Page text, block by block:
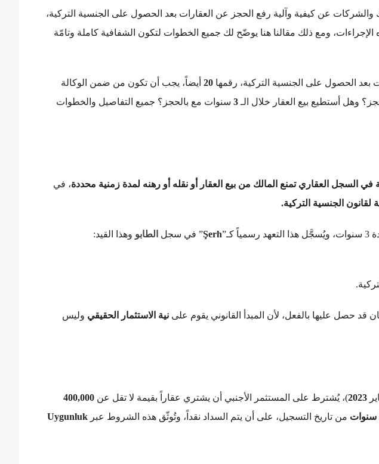
عن كيفية وآلية رفع الحجز عن العقارات بعد الحصول على الجنسية التركية،
الإجراءات، ومع ذلك مقالنا هنا يوضّح لك جميع الخطوات لتكون الشفافية كاملة وتامّة
الحصول على الجنسية التركية، رقمها 20 أيضاً، يجب أن تكون من ضمن الوكالة
وهل أستطيع بيع العقار خلال الـ 3 سنوات مع بالحجز؟ جميع التفاصيل والخطوات
السجل العقاري تمنع المالك من بيع العقار أو نقله أو رهنه لمدة زمنية محددة، في
Şerh” في سجل الطابو وهذا القيد:
قد حصل عليها بالفعل، لأن المبدأ القانوني يقوم على نية الاستثمار الحقيقي وليس
2023)، يُشترط على المستثمر الأجنبي أن يشتري عقاراً بقيمة لا تقل عن 400,000
من تاريخ التسجيل، على أن يتم السداد نقداً، وتُوثّق هذه الشروط عبر Uygunluk